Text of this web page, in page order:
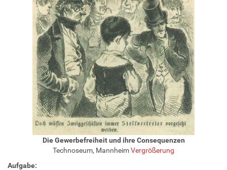
Die Gewerbefreiheit und ihre Consequenzen
Technoseum, MannheimVergrößerung
Aufgabe: